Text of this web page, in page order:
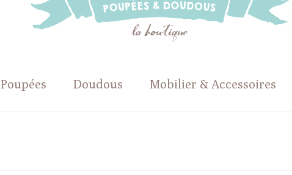
Poupées Doudous Mobilier & Accessoires